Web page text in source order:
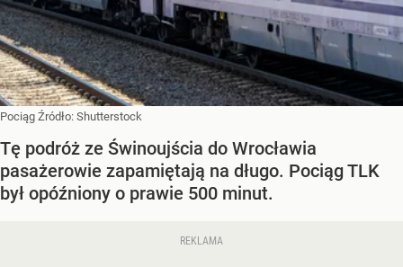
Pociąg Źródło: Shutterstock
Tę podróż ze Świnoujścia do Wrocławia
pasażerowie zapamiętają na długo. Pociąg TLK
był opóźniony o prawie 500 minut.